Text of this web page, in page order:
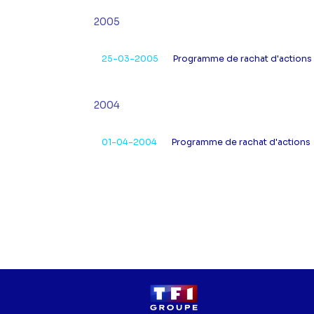
2005
25-03-2005 Programme de rachat d'actions
2004
01-04-2004 Programme de rachat d'actions